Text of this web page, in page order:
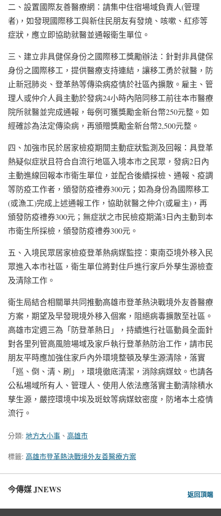
二、設置國際友善醫療網：請集中住宿場域負責人(管理
者)，如發現國際移工與新住民朋友有發燒、咳嗽、紅疹等
症狀，應立即協助就醫並通報衛生單位。
三、建立非具健保身份之國際移工獎勵辦法：針對非具健保
身份之國際移工，提供醫療支持連結，讓移工勇於就醫，防
止新冠肺炎、登革熱等傳染病疫情於社區內擴散。雇主、管
理人或仲介人員主動於發病24小時內陪同移工前往本市醫療
院所就醫並完成通報，每例可獲獎勵金新台幣250元整。如
經確診為法定傳染病，再頒贈獎勵金新台幣2,500元整。
四、加強市民於居家檢疫期間主動症狀監測及回報：具登革
熱疑似症狀且符合自流行地區入境本市之民眾，發病2日內
主動進線回報本市衛生單位，並配合後續採檢、通報、疫調
等防疫工作者，頒發防疫禮券300元；如為身份為國際移工
(或漁工)完成上述通報工作，協助就醫之仲介(或雇主)，再
頒發防疫禮券300元；無症狀之市民檢疫期滿3日內主動到本
市衛生所採檢，頒發防疫禮券300元。
五、入境民眾居家檢疫登革熱病媒監控：東南亞境外移入民
眾進入本市社區，衛生單位將對住戶進行家戶外孳生源檢查
及清除工作。
衛生局結合相關單共同推動高雄市登革熱決戰境外友善醫療
方案，期望及早發現境外移入個案，阻絕病毒擴散至社區。
高雄市定週三為「防登革熱日」，持續進行社區動員全面針
對各里列管高風險場域及家戶執行登革熱防治工作，請市民
朋友平時應加強住家戶內外環境整頓及孳生源清除，落實
「巡、倒、清、刷」，環境徹底清潔，消除病媒蚊。也請各
公私場域所有人、管理人、使用人依法應落實主動清除積水
孳生源，嚴控環境中埃及斑蚊等病媒蚊密度，防堵本土疫情
流行。
分類: 地方大小事 、 高雄市
標籤: 高雄市登革熱決戰境外友善醫療方案
今傳媒 JNEWS 返回頂端